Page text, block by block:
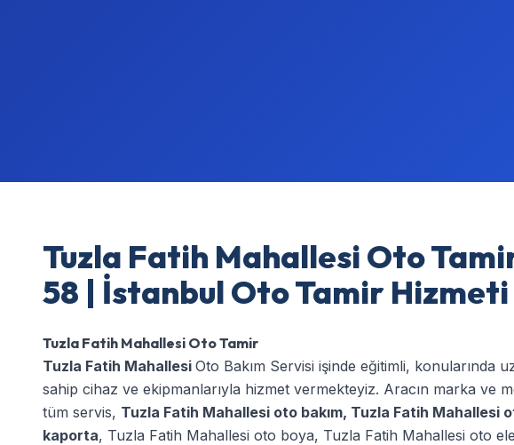
Tuzla Fatih Mahallesi Oto
58 | İstanbul Oto Tamir Hizmeti
Tuzla Fatih Mahallesi Oto Tamir
Tuzla Fatih Mahallesi Oto Bakım Servisi işinde eğitimli, konularında
sahip cihaz ve ekipmanlarıyla hizmet vermekteyiz. Aracın marka ve
tüm servis, Tuzla Fatih Mahallesi oto bakım, Tuzla Fatih Mahallesi
kaporta, Tuzla Fatih Mahallesi oto boya, Tuzla Fatih Mahallesi oto